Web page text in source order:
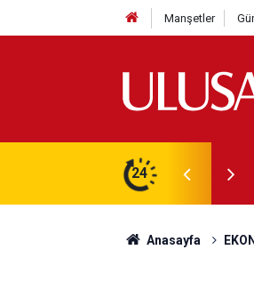
Manşetler
24
en yüksek seviyesine çıktı
Anasayfa